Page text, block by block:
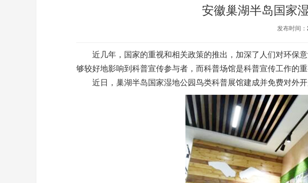
安徽巢湖半岛国家
发布时间：
近几年，国家的重视和相关政策的推出，加深了人们对环保意
够较好地影响到科普宣传参与者，而科普场馆是科普宣传工作的重
近日，巢湖半岛国家湿地公园鸟类科普展馆建成并免费对外开